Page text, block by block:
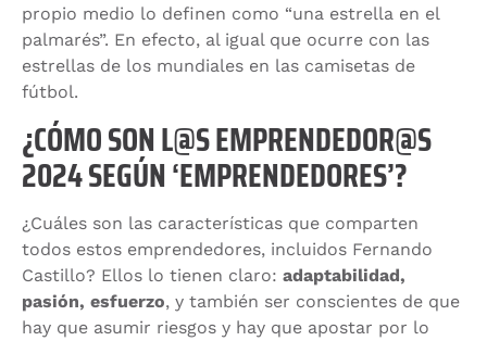
propio medio lo definen como “una estrella en el
palmarés”. En efecto, al igual que ocurre con las
estrellas de los mundiales en las camisetas de
fútbol.
¿CÓMO SON L@S EMPRENDEDOR@S
2024 SEGÚN ‘EMPRENDEDORES’?
¿Cuáles son las características que comparten
todos estos emprendedores, incluidos Fernando
Castillo? Ellos lo tienen claro: adaptabilidad,
pasión, esfuerzo, y también ser conscientes de que
hay que asumir riesgos y hay que apostar por lo